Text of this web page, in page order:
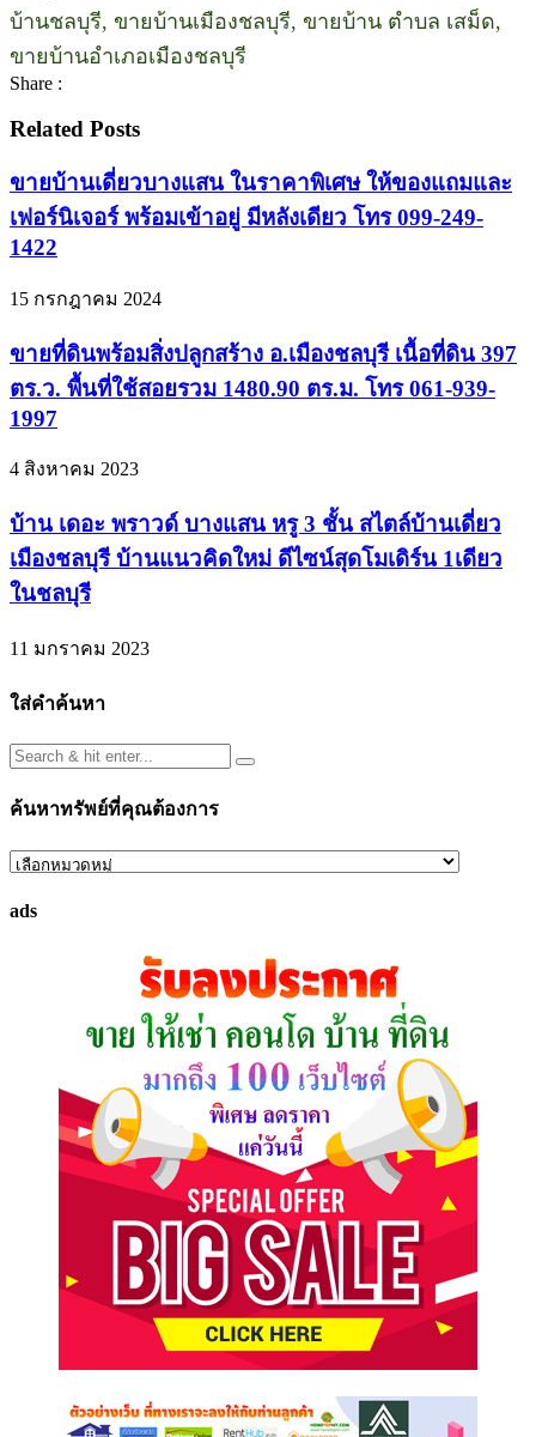
บ้านชลบุรี, ขายบ้านเมืองชลบุรี, ขายบ้าน ตำบล เสม็ด,
ขายบ้านอำเภอเมืองชลบุรี
Share :
Related Posts
ขายบ้านเดี่ยวบางแสน ในราคาพิเศษ ให้ของแถมและ
เฟอร์นิเจอร์ พร้อมเข้าอยู่ มีหลังเดียว โทร 099-249-
1422
15 กรกฎาคม 2024
ขายที่ดินพร้อมสิ่งปลูกสร้าง อ.เมืองชลบุรี เนื้อที่ดิน 397
ตร.ว. พื้นที่ใช้สอยรวม 1480.90 ตร.ม. โทร 061-939-
1997
4 สิงหาคม 2023
บ้าน เดอะ พราวด์ บางแสน หรู 3 ชั้น สไตล์บ้านเดี่ยว
เมืองชลบุรี บ้านแนวคิดใหม่ ดีไซน์สุดโมเดิร์น 1เดียว
ในชลบุรี
11 มกราคม 2023
ใส่คำค้นหา
ค้นหาทรัพย์ที่คุณต้องการ
ค้นหา
ที่
ads